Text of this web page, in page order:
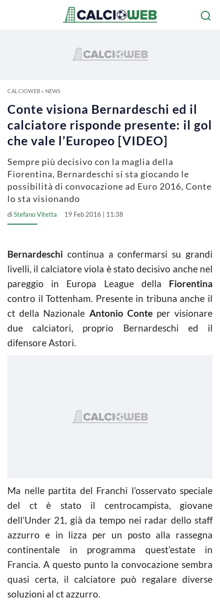
CALCIOWEB» NEWS
Conte visiona Bernardeschi ed il
calciatore risponde presente: il gol
che vale l’Europeo [VIDEO]
Sempre più decisivo con la maglia della
Fiorentina, Bernardeschi si sta giocando le
possibilità di convocazione ad Euro 2016, Conte
lo sta visionando
diStefano Vitetta 19 Feb 2016 | 11:38
Bernardeschi continua a confermarsi su grandi
livelli, il calciatore viola è stato decisivo anche nel
pareggio in Europa League della Fiorentina
contro il Tottenham. Presente in tribuna anche il
ct della Nazionale Antonio Conte per visionare
due calciatori, proprio Bernardeschi ed il
difensore Astori.
Ma nelle partita del Franchi l’osservato speciale
del ct è stato il centrocampista, giovane
dell’Under 21, già da tempo nei radar dello staff
azzurro e in lizza per un posto alla rassegna
continentale in programma quest’estate in
Francia. A questo punto la convocazione sembra
quasi certa, il calciatore può regalare diverse
soluzioni al ct azzurro.